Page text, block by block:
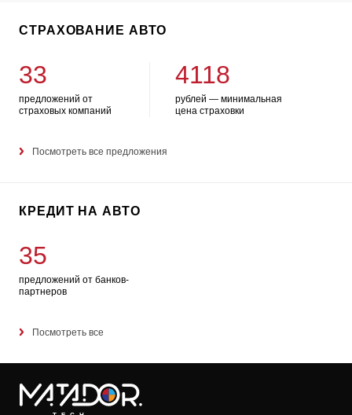
СТРАХОВАНИЕ АВТО
33
предложений от
страховых компаний
4118
рублей — минимальная
цена страховки
Посмотреть все предложения
КРЕДИТ НА АВТО
35
предложений от банков-
партнеров
Посмотреть все